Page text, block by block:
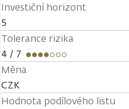
Investiční horizont
5
Tolerance rizika
4 / 7
Měna
CZK
Hodnota podílového listu